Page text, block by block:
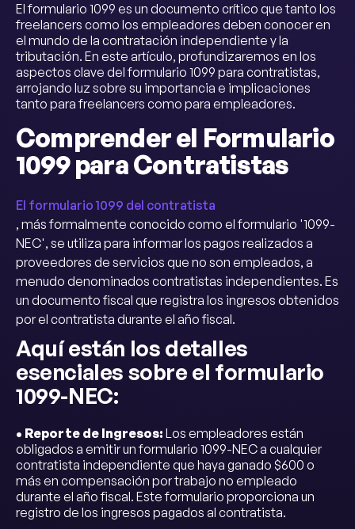
El formulario 1099 es un documento crítico que tanto los
freelancers como los empleadores deben conocer en
el mundo de la contratación independiente y la
tributación. En este artículo, profundizaremos en los
aspectos clave del formulario 1099 para contratistas,
arrojando luz sobre su importancia e implicaciones
tanto para freelancers como para empleadores.
Comprender el Formulario
1099 para Contratistas
El formulario 1099 del contratista
, más formalmente conocido como el formulario '1099-
NEC', se utiliza para informar los pagos realizados a
proveedores de servicios que no son empleados, a
menudo denominados contratistas independientes. Es
un documento fiscal que registra los ingresos obtenidos
por el contratista durante el año fiscal.
Aquí están los detalles
esenciales sobre el formulario
1099-NEC:
• Reporte de Ingresos: Los empleadores están
obligados a emitir un formulario 1099-NEC a cualquier
contratista independiente que haya ganado $600 o
más en compensación por trabajo no empleado
durante el año fiscal. Este formulario proporciona un
registro de los ingresos pagados al contratista.